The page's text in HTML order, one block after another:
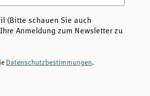
(Bitte schauen Sie auch
Anmeldung zum Newsletter zu
Datenschutzbestimmungen.